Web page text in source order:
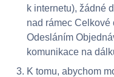
k internetu), žádné
nad rámec Celkové
Odesláním
komunikace na
K tomu, abychom